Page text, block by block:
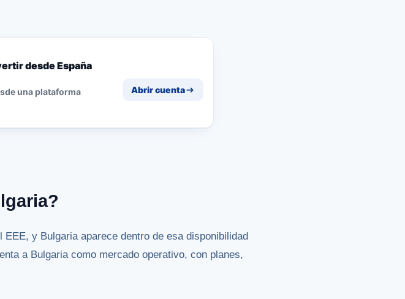
desde España
una plataforma
Abrir cuenta
y Bulgaria aparece dentro de esa disponibilidad
a Bulgaria como mercado operativo, con planes,